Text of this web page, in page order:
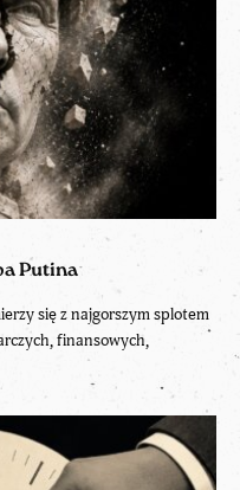
Putina
się z najgorszym splotem
finansowych,